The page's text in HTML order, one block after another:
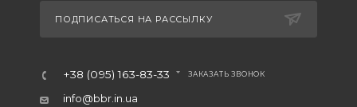
ПОДПИСАТЬСЯ НА РАССЫЛКУ
+38 (095) 163-83-33 ЗАКАЗАТЬ ЗВОНОК
info@bbr.in.ua